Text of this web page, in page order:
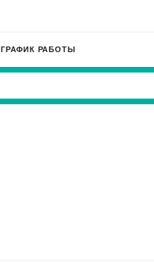
ГРАФИК РАБОТЫ